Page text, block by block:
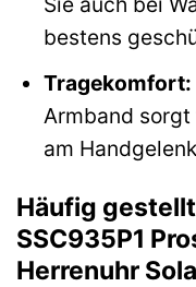
bestens
Tragekomfort:
Armband
am
Häufig
SSC935P1
Herrenuhr